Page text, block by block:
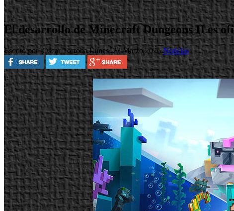
El desarrollo de Minecraft Dungeons II es
Escrito por Oscar TorrobaLunes, 23 Marzo 2026Noticias